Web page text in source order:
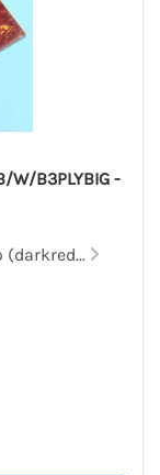
W/B3PLYBIG -
(darkred...